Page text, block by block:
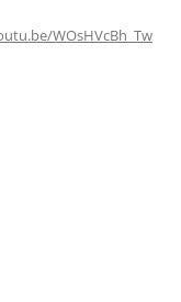
WOsHVcBh_Tw